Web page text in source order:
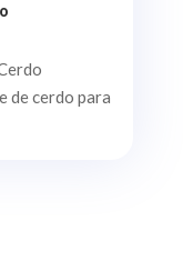
de cerdo para